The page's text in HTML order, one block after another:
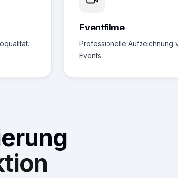
Eventfilme
Professionelle Aufzeichnung
Events.